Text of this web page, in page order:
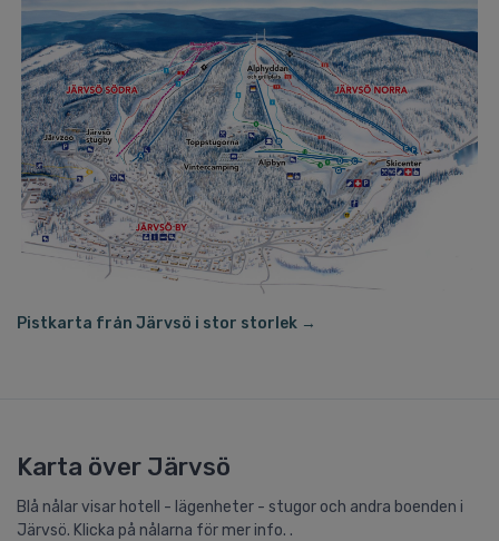
Pistkarta från Järvsö i stor storlek →
Karta över Järvsö
Blå nålar visar hotell - lägenheter - stugor och andra boenden i
Järvsö. Klicka på nålarna för mer info. .